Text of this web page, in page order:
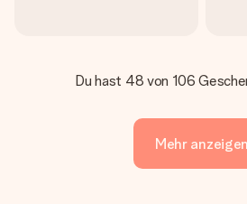
Du hast 48 von 106
Mehr anzeigen